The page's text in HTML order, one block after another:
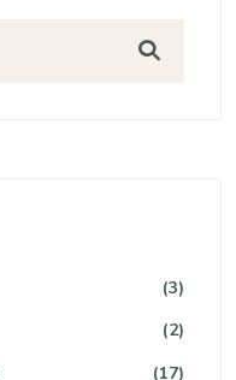
(3)
(2)
(17)